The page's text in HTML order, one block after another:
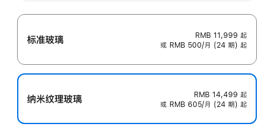
标准玻璃 RMB 11,999 起
或 RMB 500/月 (24 期) 起
纳米纹理玻璃 RMB 14,499 起
或 RMB 605/月 (24 期) 起